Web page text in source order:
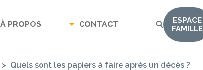
À PROPOS CONTACT
ESPACE
FAMILLE
> Quels sont les papiers à faire après un décès ?